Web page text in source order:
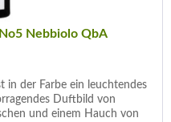
Nebbiolo QbA
in der Farbe ein leuchtendes
Duftbild von
und einem Hauch von